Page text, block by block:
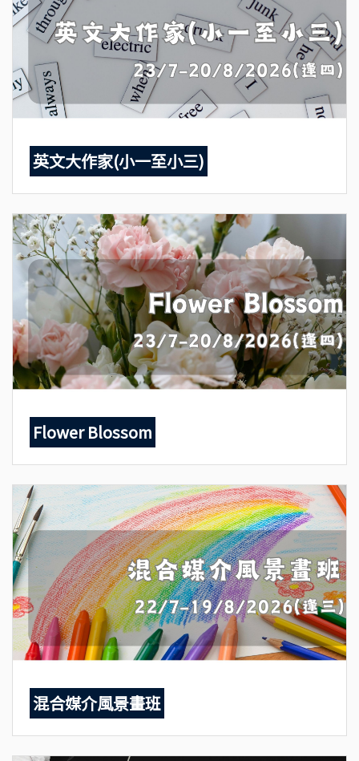
英文大作家(小一至小三)
Flower Blossom
混合媒介風景畫班